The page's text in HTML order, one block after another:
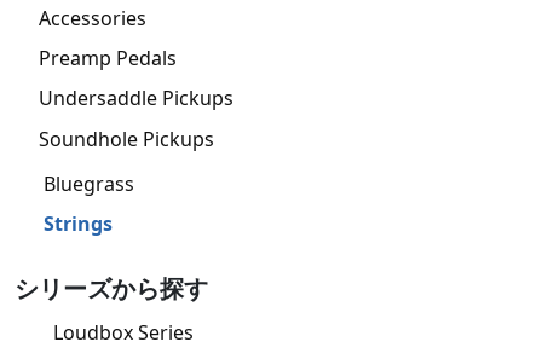
Accessories
Preamp Pedals
Undersaddle Pickups
Soundhole Pickups
Bluegrass
Strings
シリーズから探す
Loudbox Series